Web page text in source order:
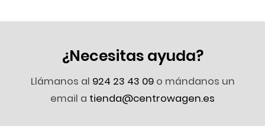
¿Necesitas ayuda?
Llámanos al 924 23 43 09o mándanos un
email a tienda@centrowagen.es